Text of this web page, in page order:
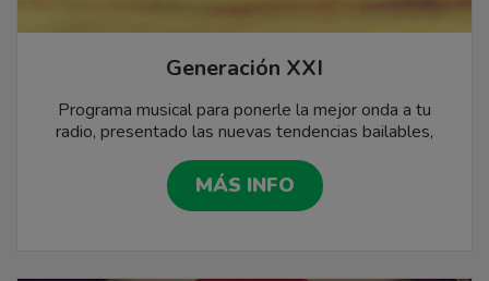
Generación XXI
Programa musical para ponerle la mejor onda a tu
radio, presentado las nuevas tendencias bailables,
data, espectáculo y mucho más...
MÁS INFO